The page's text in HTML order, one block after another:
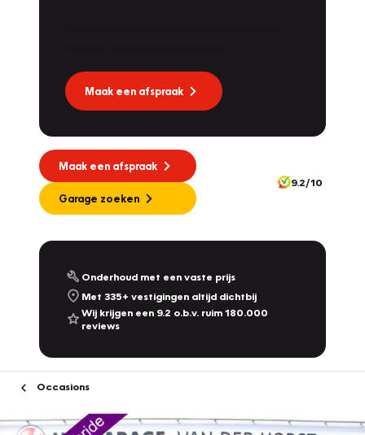
Maak een afspraak
Maak een afspraak
Garage zoeken
9.2/10
Onderhoud met een vaste prijs
Met 335+ vestigingen altijd dichtbij
Wij krijgen een 9.2 o.b.v. ruim 180.000
reviews
Occasions